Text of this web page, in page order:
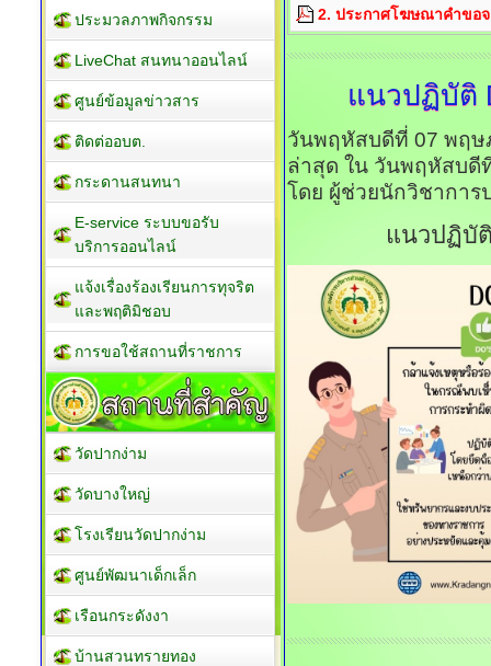
2. ประกาศโฆษณาคำขอ
แนวปฏิบัติ
วันพฤหัสบดีที่ 07 พฤษ
ล่าสุด ใน วันพฤหัสบดี
โดย ผู้ช่วยนักวิชากา
แนวปฏิบัติ
ประมวลภาพกิจกรรม
LiveChat สนทนาออนไลน์
ศูนย์ข้อมูลข่าวสาร
ติดต่ออบต.
กระดานสนทนา
E-service ระบบขอรับ
บริการออนไลน์
แจ้งเรื่องร้องเรียนการทุจริต
และพฤติมิชอบ
การขอใช้สถานที่ราชการ
วัดปากง่าม
วัดบางใหญ่
โรงเรียนวัดปากง่าม
ศูนย์พัฒนาเด็กเล็ก
เรือนกระดังงา
บ้านสวนทรายทอง